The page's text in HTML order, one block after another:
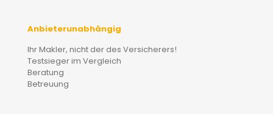
Anbieterunabhängig
Ihr Makler, nicht der des Versicherers!
Testsieger im Vergleich
Beratung
Betreuung